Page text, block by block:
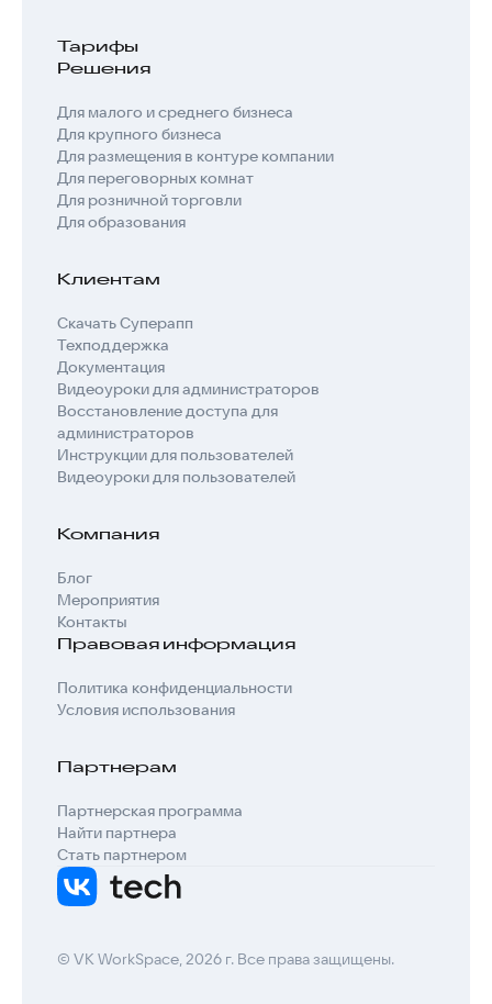
Тарифы
Решения
Для малого и среднего бизнеса
Для крупного бизнеса
Для размещения в контуре компании
Для переговорных комнат
Для розничной торговли
Для образования
Клиентам
Скачать Суперапп
Техподдержка
Документация
Видеоуроки для администраторов
Восстановление доступа для
администраторов
Инструкции для пользователей
Видеоуроки для пользователей
Компания
Блог
Мероприятия
Контакты
Правовая информация
Политика конфиденциальности
Условия использования
Партнерам
Партнерская программа
Найти партнера
Стать партнером
© VK WorkSpace, 2026 г. Все права защищены.